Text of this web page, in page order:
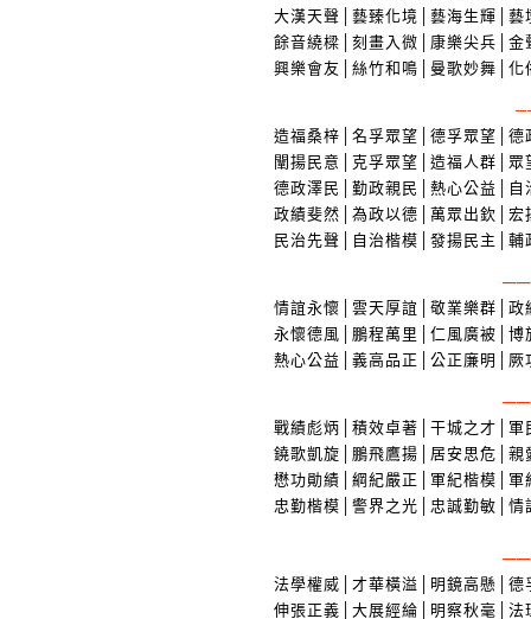
大漢天聲│藝臻化境│藝海生輝│
餘音繞樑│刻畫入微│康樂尖兵│
興樂會友│絲竹和鳴│曼歌妙舞│
造福桑梓│名孚眾望│德孚眾望│
闡揚民意│克孚眾望│造福人群│
德政澤民│勤政親民│熱心公益│
政績斐然│為政以德│萬眾出欽│
民治先聲│自治楷模│發揚民主│
情誼永懷│雲天厚誼│敬業樂群│
永懷德風│鵬程萬里│仁風廣被│
熱心公益│義高品正│公正廉明│
戰績彪炳│積效卓著│干城之才│
鐃歌凱旋│鵬飛鷹揚│居安思危│
懋功勛績│綱紀嚴正│軍紀楷模│
忠勤楷模│警界之光│忠誠勤敏│
法學權威│才華橫溢│明鏡高懸│
伸張正義│大展經綸│明察秋毫│